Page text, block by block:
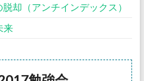
却（アンチインデックス）
来